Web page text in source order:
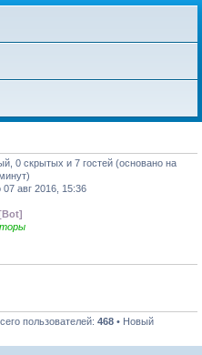
0 скрытых и 7 гостей (основано на
авг 2016, 15:36
пользователей: 468 • Новый